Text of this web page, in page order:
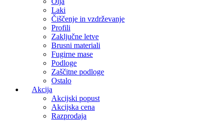
Laki
Čiščenje in vzdrževanje
Profili
Zaključne letve
Brusni materiali
Fugirne mase
Podloge
Zaščitne podloge
Ostalo
Akcija
Akcijski popust
Akcijska cena
Razprodaja